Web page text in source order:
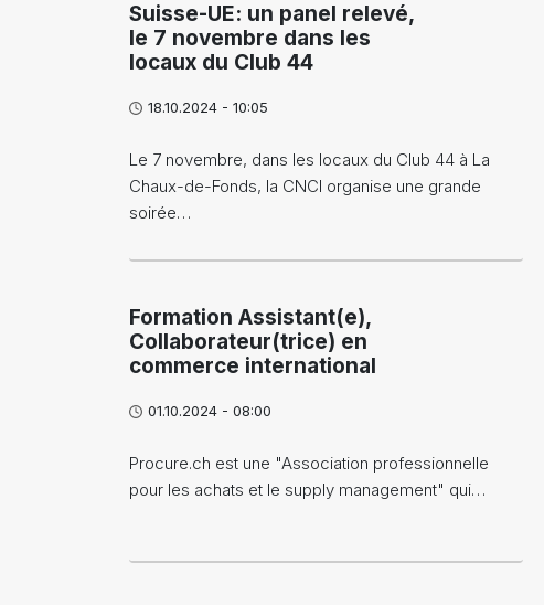
Suisse-UE: un panel relevé,
le 7 novembre dans les
locaux du Club 44
18.10.2024 - 10:05
Le 7 novembre, dans les locaux du Club 44 à La
Chaux-de-Fonds, la CNCI organise une grande
soirée…
Formation Assistant(e),
Collaborateur(trice) en
commerce international
01.10.2024 - 08:00
Procure.ch est une "Association professionnelle
pour les achats et le supply management" qui…